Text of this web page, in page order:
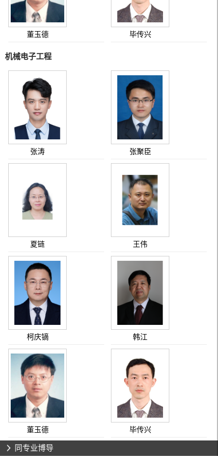
董玉德 毕传兴
机械电子工程
张涛 张聚臣
夏链 王伟
柯庆镝 韩江
董玉德 毕传兴
同专业博导